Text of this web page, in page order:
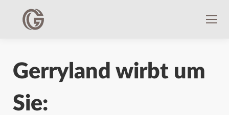
Gerryland wirbt um
Sie: